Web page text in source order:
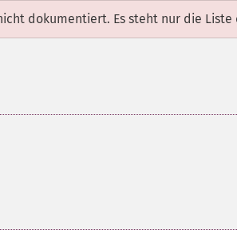
dokumentiert. Es steht nur die